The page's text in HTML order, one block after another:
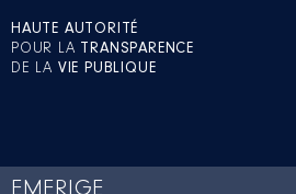
HAUTE AUTORITÉ
POUR LA TRANSPARENCE
DE LA VIE PUBLIQUE